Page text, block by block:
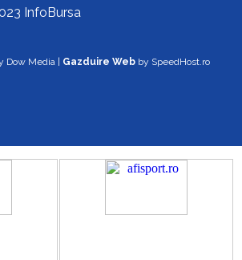
InfoBursa
Dow Media | Gazduire Web by SpeedHost.ro